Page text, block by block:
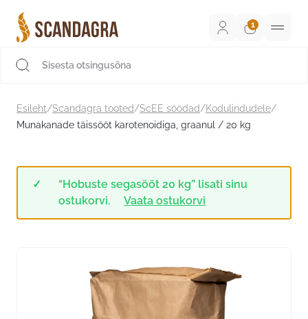
sisu
juurde
Esileht/Scandagra tooted/ScEE söödad/Kodulindudele/
Munakanade täissööt karotenoidiga, graanul / 20 kg
“Hobuste segasööt 20 kg” lisati sinu
ostukorvi.
Vaata ostukorvi